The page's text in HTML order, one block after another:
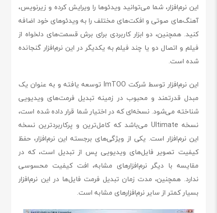
این نرم‌افزار، شما می‌توانید ویدئوها را ویرایش کرده و زیرنویس،
آهنگ‌های صوتی و افکت‌های مختلف را به ویدئوهای خود اضافه
کنید. همچنین، دو ابزار کاربردی برای برش قسمت‌های دلخواه از
فیلم و اتصال دو یا چند فیلم به یکدیگر در این نرم‌افزار گنجانده
شده است.
این نرم‌افزار توسط شرکت ImTOO توسعه یافته و به عنوان یک
مبدل قدرتمند و محبوب در زمینه تبدیل فرمت‌های ویدیویی
شناخته می‌شود. نسخه‌ای که در اختیار شما قرار داده شده است،
نسخه Ultimate می‌باشد که کامل‌ترین و پرکاربردترین نسخه
این نرم‌افزار است. یکی از ویژگی‌های برجسته این نرم‌افزار، حفظ
کیفیت تصویر فایل‌های ویدیویی پس از تبدیل است، که در
مقایسه با دیگر نرم‌افزارهای مشابه، افت کیفیت محسوسی
ندارد. همچنین، مدت زمان تبدیل فرمت فایل‌ها در این نرم‌افزار
بسیار کمتر از سایر نرم‌افزارهای مشابه است.